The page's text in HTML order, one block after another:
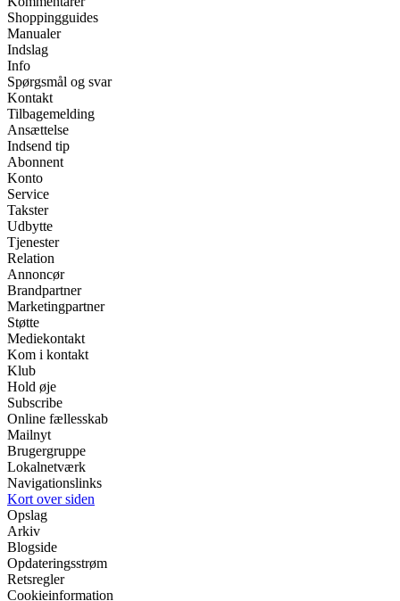
Shoppingguides
Manualer
Indslag
Info
Spørgsmål og svar
Kontakt
Tilbagemelding
Ansættelse
Indsend tip
Abonnent
Konto
Service
Takster
Udbytte
Tjenester
Relation
Annoncør
Brandpartner
Marketingpartner
Støtte
Mediekontakt
Kom i kontakt
Klub
Hold øje
Subscribe
Online fællesskab
Mailnyt
Brugergruppe
Lokalnetværk
Navigationslinks
Kort over siden
Opslag
Arkiv
Blogside
Opdateringsstrøm
Retsregler
Cookieinformation